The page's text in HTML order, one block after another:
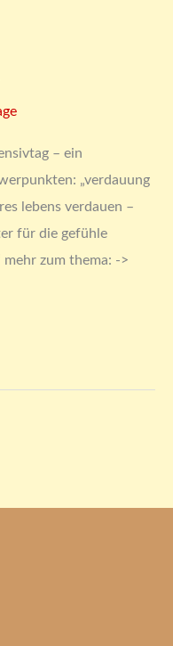
– ein
„verdauung
lebens verdauen –
für die gefühle
zum thema: ->